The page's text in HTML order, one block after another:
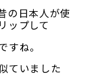
の日本人が使
ップして
ね。
ていました